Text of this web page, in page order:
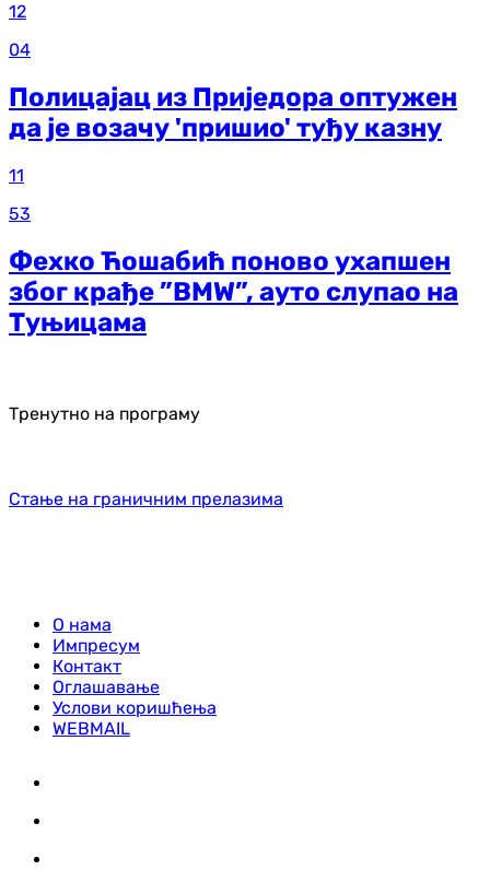
12
04
Полицајац из Приједора оптужен
да је возачу 'пришио' туђу казну
11
53
Фехко Ћошабић поново ухапшен
због крађе ”BMW”, ауто слупао на
Туњицама
Тренутно на програму
Стање на граничним прелазима
О нама
Импресум
Контакт
Оглашавање
Услови коришћења
WEBMAIL